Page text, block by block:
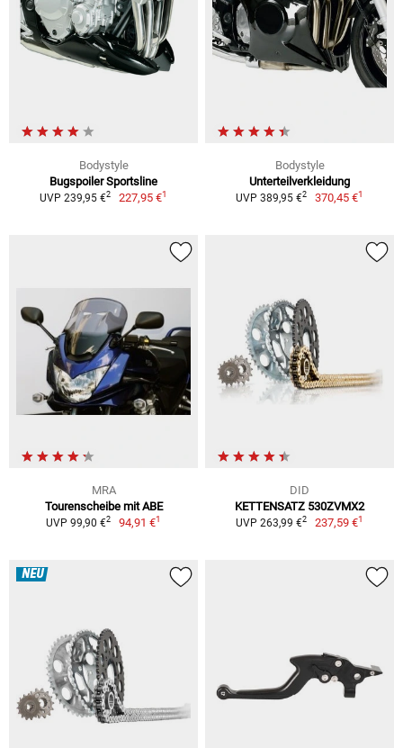
Bodystyle
Bugspoiler Sportsline
UVP 239,95 €2 227,95 €1
Bodystyle
Unterteilverkleidung
UVP 389,95 €2 370,45 €1
MRA
Tourenscheibe mit ABE
UVP 99,90 €2 94,91 €1
DID
KETTENSATZ 530ZVMX2
UVP 263,99 €2 237,59 €1
NEU